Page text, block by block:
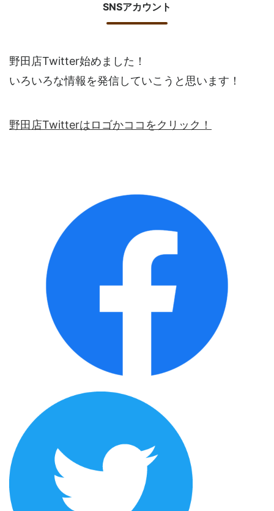
SNSアカウント
野田店Twitter始めました！
いろいろな情報を発信していこうと思います！
野田店Twitterはロゴかココをクリック！